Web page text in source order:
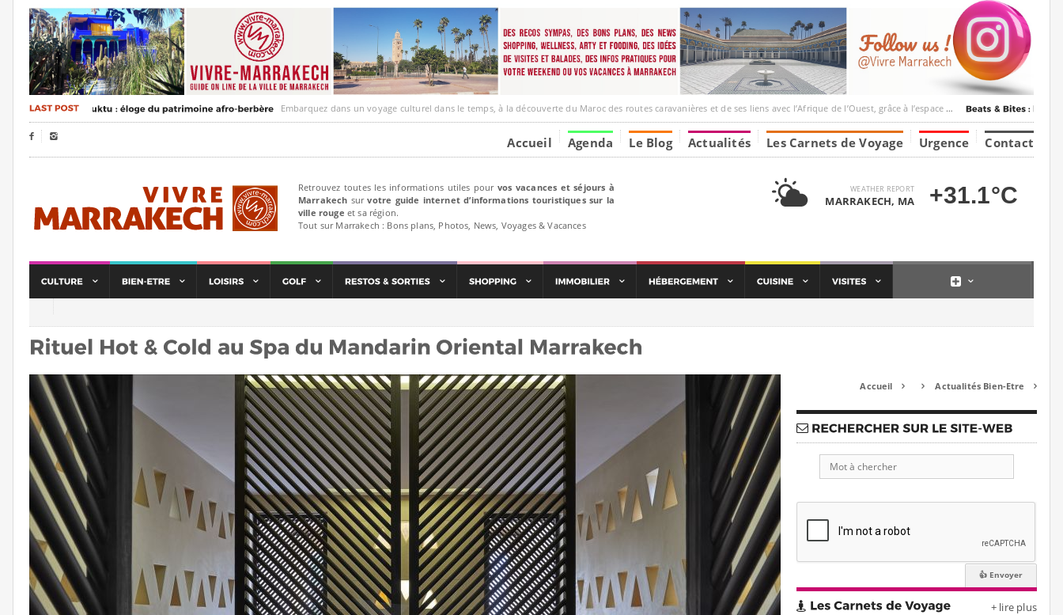
Embarquez dans un voyage culturel dans le temps, à la découverte du Maroc des routes caravanières et de ses liens avec l’Afrique de l’Ouest, grâce à l’espace Marrakesh-Tumbuktu.
  Accueil Agenda Le Blog Actualités Les Carnets de Voyage Urgence Contact
Retrouvez toutes les informations utiles pour vos vacances et séjours à
Marrakech survotre guide internet d’informations touristiques sur la
ville rouge et sa région.
Tout sur Marrakech : Bons plans, Photos, News, Voyages & Vacances
WEATHER REPORT
MARRAKECH, MA +31.1°C
Accueil   Actualités Bien-Etre 
+ lire plus